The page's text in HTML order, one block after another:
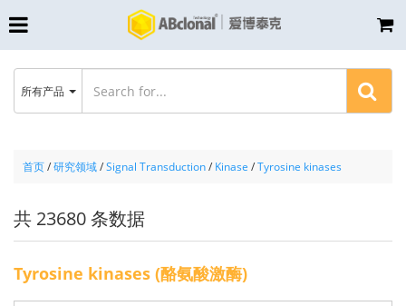
首页/研究领域/Signal Transduction/ Kinase /Tyrosine kinases
共 23680 条数据
Tyrosine kinases (酪氨酸激酶)
所有产品